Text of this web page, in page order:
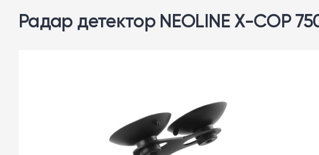
Радар детектор NEOLINE X-COP